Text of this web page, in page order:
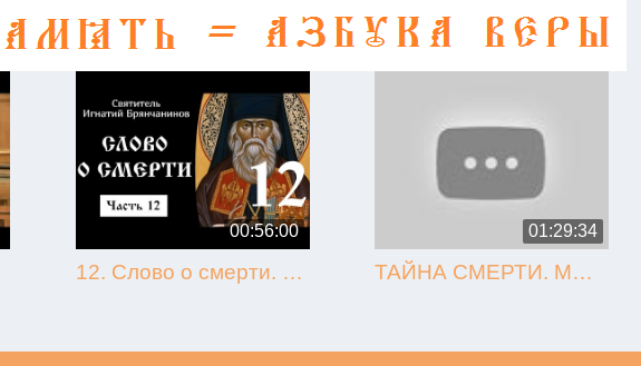
00:56:00
12. Слово о смерти. Игнатий Брянчанинов.
01:29:34
ТАЙНА СМЕРТИ. МЫТАРСТВА. ВОСКРЕСЕНИЕ (Олег Стеняев)